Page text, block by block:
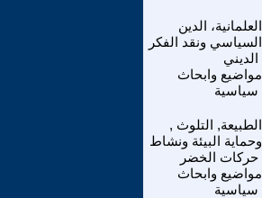
العلمانية، الدين
السياسي ونقد الفكر
الديني
مواضيع وابحاث
سياسية
الطبيعة, التلوث ,
وحماية البيئة ونشاط
حركات الخضر
مواضيع وابحاث
سياسية